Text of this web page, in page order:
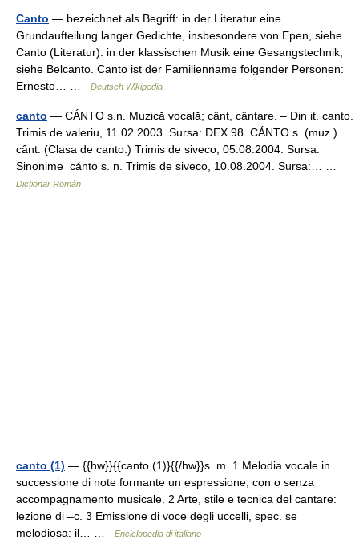
Canto — bezeichnet als Begriff: in der Literatur eine
Grundaufteilung langer Gedichte, insbesondere von Epen, siehe
Canto (Literatur). in der klassischen Musik eine Gesangstechnik,
siehe Belcanto. Canto ist der Familienname folgender Personen:
Ernesto… …
Deutsch Wikipedia
canto — CÁNTO s.n. Muzică vocală; cânt, cântare. – Din it. canto.
Trimis de valeriu, 11.02.2003. Sursa: DEX 98 CÁNTO s. (muz.)
cânt. (Clasa de canto.) Trimis de siveco, 05.08.2004. Sursa:
Sinonime cánto s. n. Trimis de siveco, 10.08.2004. Sursa:… …
Dicționar Român
canto (1) — {{hw}}{{canto (1)}{{/hw}}s. m. 1 Melodia vocale in
successione di note formante un espressione, con o senza
accompagnamento musicale. 2 Arte, stile e tecnica del cantare:
lezione di –c. 3 Emissione di voce degli uccelli, spec. se
melodiosa: il… …
Enciclopedia di italiano